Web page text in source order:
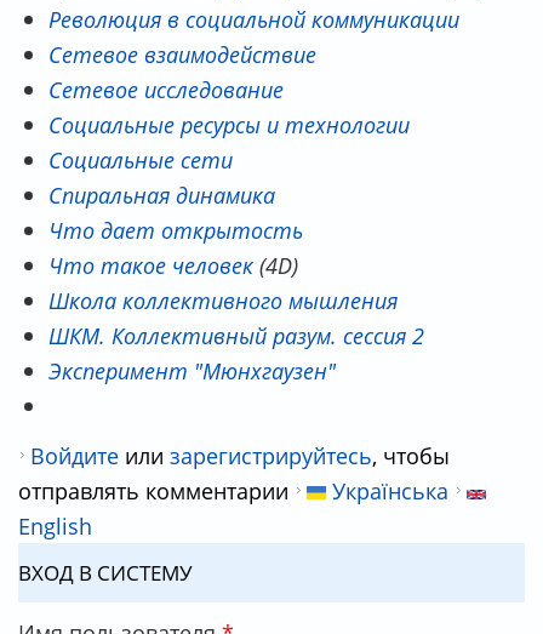
Революция в социальной коммуникации
Сетевое взаимодействие
Сетевое исследование
Социальные ресурсы и технологии
Социальные сети
Спиральная динамика
Что дает открытость
Что такое человек(4D)
Школа коллективного мышления
ШКМ. Коллективный разум. сессия 2
Эксперимент "Мюнхгаузен"
Войдите или зарегистрируйтесь, чтобы
отправлять комментарии
Українська
English
ВХОД В СИСТЕМУ